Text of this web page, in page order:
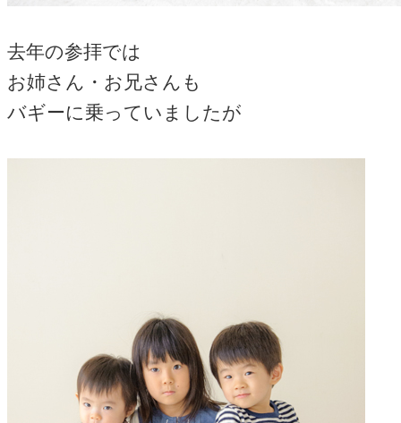
去年の参拝では
お姉さん・お兄さんも
バギーに乗っていましたが